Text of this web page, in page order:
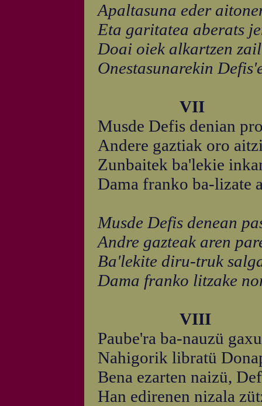
Apaltasuna eder
Eta garitatea aberats
Doai oiek alkartzen
Onestasunarekin
VII
Musde Defis denian
Andere gaztiak oro
Zunbaitek ba'lekie
Dama franko ba-lizate
Musde Defis denean
Andre gazteak aren
Ba'lekite diru-truk
Dama franko litzake
VIII
Paube'ra ba-nauzü
Nahigorik libratü
Bena ezarten naizü,
Han edirenen nizala